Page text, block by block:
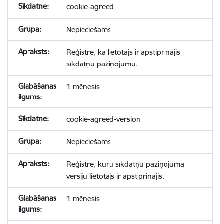
cookie-agreed
Nepieciešams
Reģistrē, ka lietotājs ir apstiprinājis
sīkdatņu paziņojumu.
1 mēnesis
cookie-agreed-version
Nepieciešams
Reģistrē, kuru sīkdatņu paziņojuma
versiju lietotājs ir apstiprinājis.
1 mēnesis